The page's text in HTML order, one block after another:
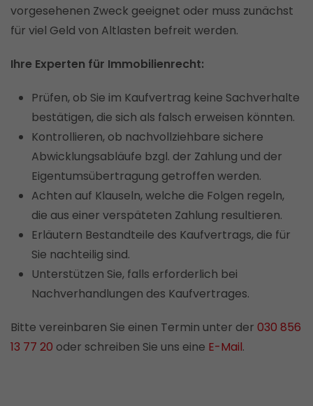
vorgesehenen Zweck geeignet oder muss zunächst
für viel Geld von Altlasten befreit werden.
Ihre Experten für Immobilienrecht:
Prüfen, ob Sie im Kaufvertrag keine Sachverhalte
bestätigen, die sich als falsch erweisen könnten.
Kontrollieren, ob nachvollziehbare sichere
Abwicklungsabläufe bzgl. der Zahlung und der
Eigentumsübertragung getroffen werden.
Achten auf Klauseln, welche die Folgen regeln,
die aus einer verspäteten Zahlung resultieren.
Erläutern Bestandteile des Kaufvertrags, die für
Sie nachteilig sind.
Unterstützen Sie, falls erforderlich bei
Nachverhandlungen des Kaufvertrages.
Bitte vereinbaren Sie einen Termin unter der 030 856
13 77 20 oder schreiben Sie uns eine E-Mail.